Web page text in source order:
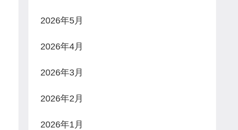
2026年5月
2026年4月
2026年3月
2026年2月
2026年1月